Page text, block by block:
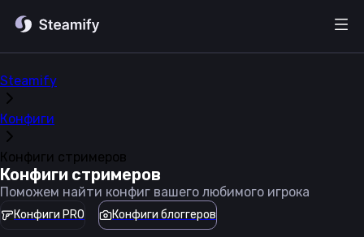
Steamify
Конфиги
Конфиги стримеров
Конфиги стримеров
Поможем найти конфиг вашего любимого игрока
Конфиги PRO Конфиги блоггеров